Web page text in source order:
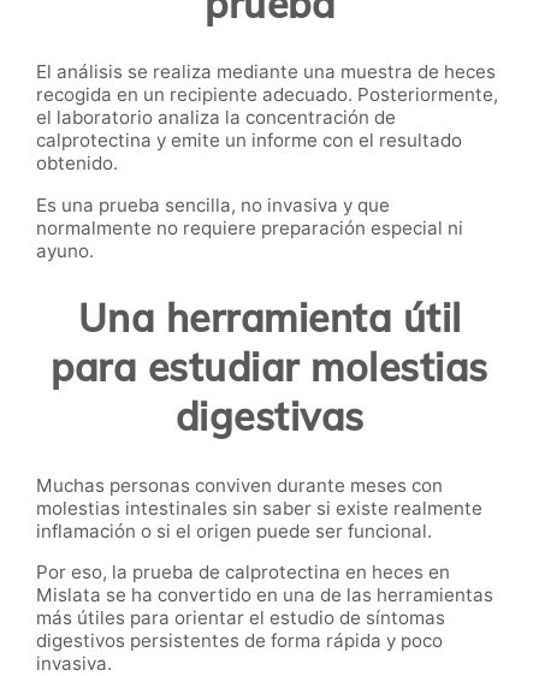
El análisis se realiza mediante una muestra de heces
recogida en un recipiente adecuado. Posteriormente,
el laboratorio analiza la concentración de
calprotectina y emite un informe con el resultado
obtenido.
Es una prueba sencilla, no invasiva y que
normalmente no requiere preparación especial ni
ayuno.
Una herramienta útil
para estudiar molestias
digestivas
Muchas personas conviven durante meses con
molestias intestinales sin saber si existe realmente
inflamación o si el origen puede ser funcional.
Por eso, la prueba de calprotectina en heces en
Mislata se ha convertido en una de las herramientas
más útiles para orientar el estudio de síntomas
digestivos persistentes de forma rápida y poco
invasiva.